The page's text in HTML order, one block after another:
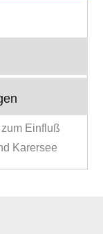
Einfluß
Karersee